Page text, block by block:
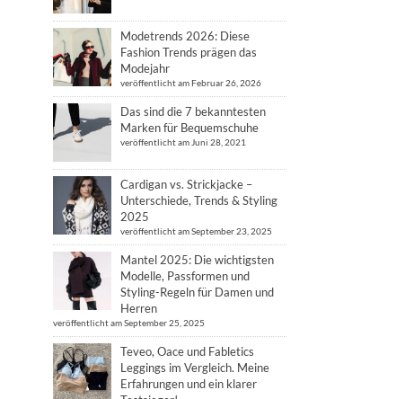
Modetrends 2026: Diese
Fashion Trends prägen das
Modejahr
veröffentlicht am Februar 26, 2026
Das sind die 7 bekanntesten
Marken für Bequemschuhe
veröffentlicht am Juni 28, 2021
Cardigan vs. Strickjacke –
Unterschiede, Trends & Styling
2025
veröffentlicht am September 23, 2025
Mantel 2025: Die wichtigsten
Modelle, Passformen und
Styling-Regeln für Damen und
Herren
veröffentlicht am September 25, 2025
Teveo, Oace und Fabletics
Leggings im Vergleich. Meine
Erfahrungen und ein klarer